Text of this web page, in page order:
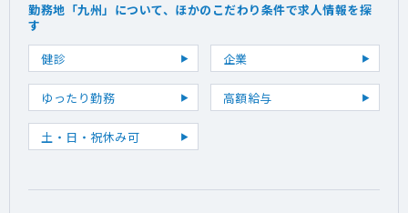
勤務地「九州」について、ほかのこだわり条件で求人情報を探
す
健診
企業
ゆったり勤務 高額給与
土・日・祝休み可